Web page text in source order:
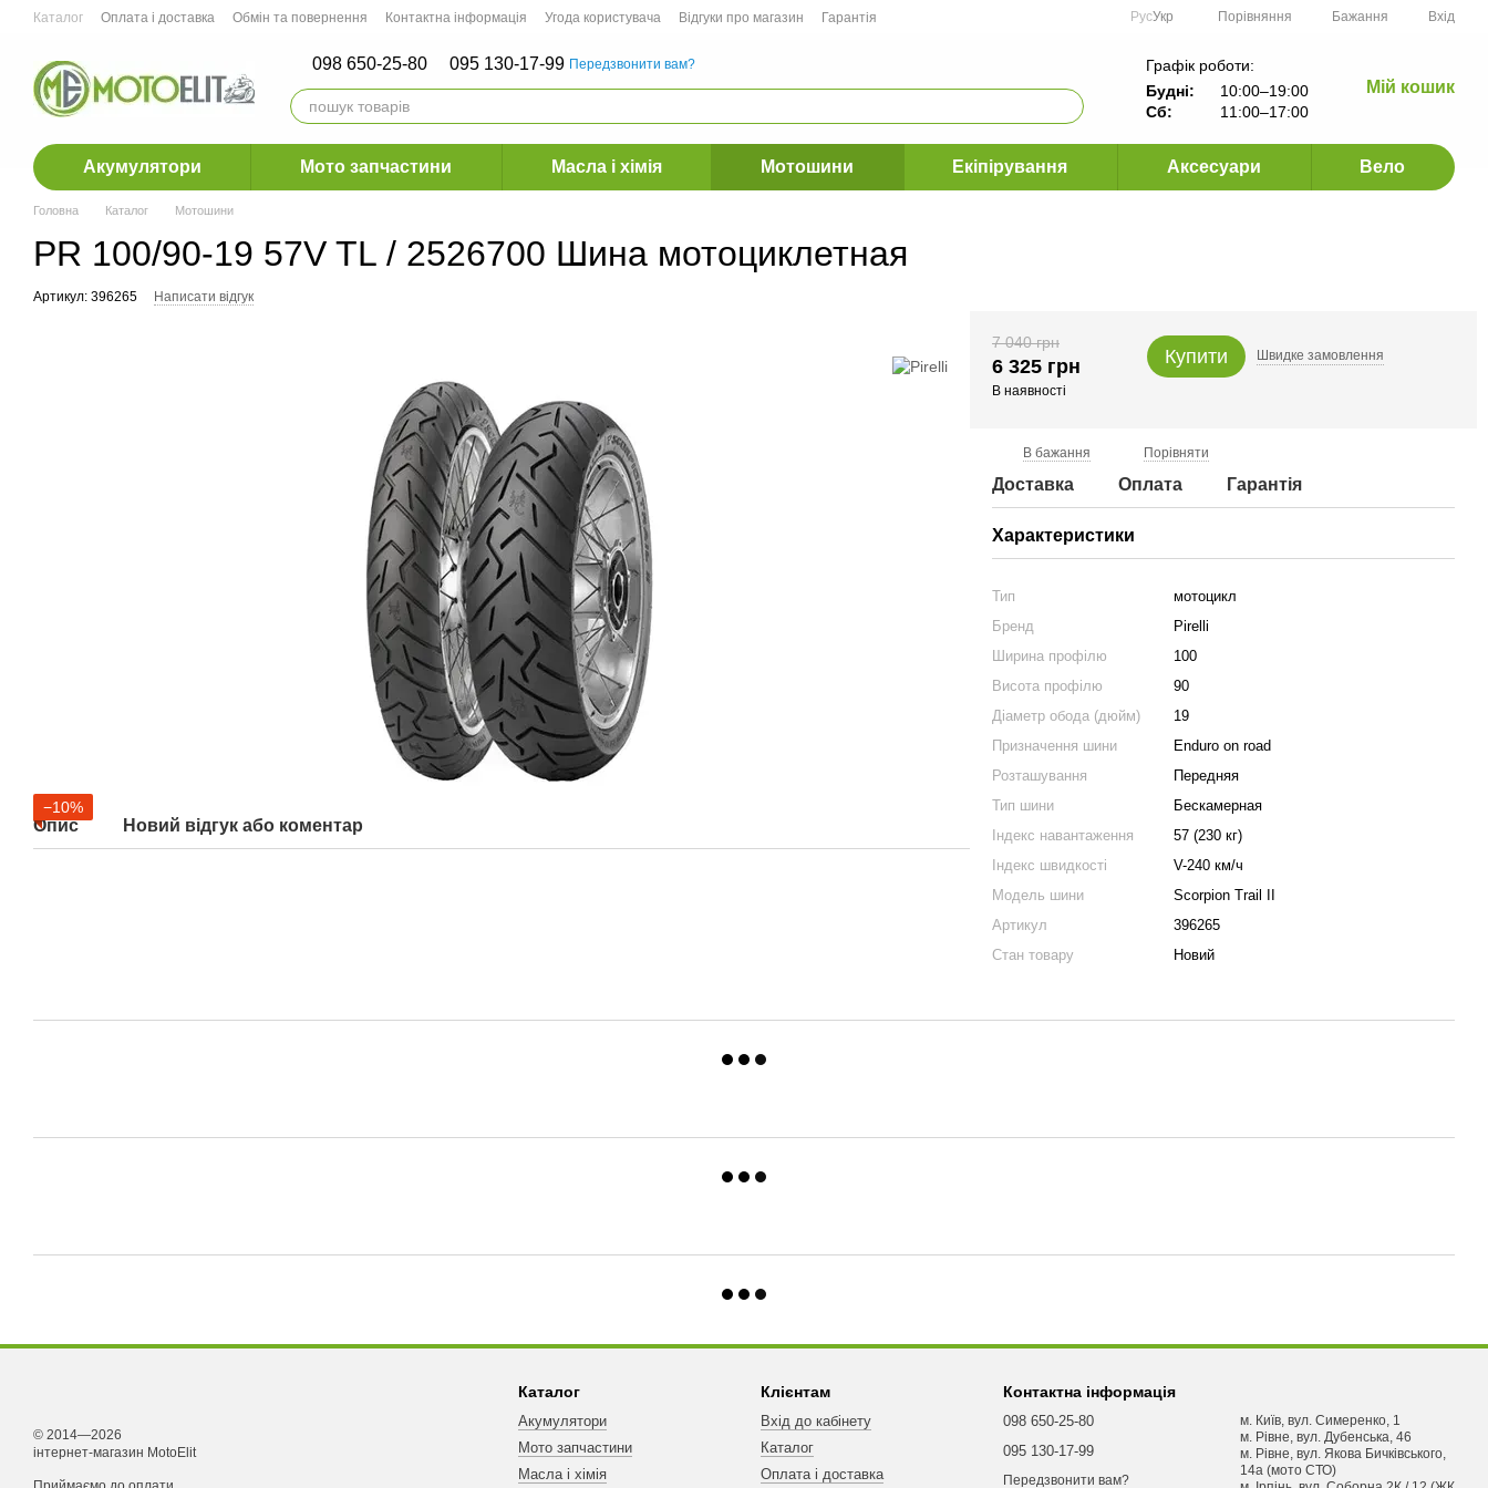
Перейти до основного контенту
Каталог Оплата і доставка Обмін та повернення Контактна інформація Угода користувача Відгуки про магазин
Гарантія
РусУкр Порівняння Бажання Вхід
098 650-25-80 095 130-17-99 Передзвонити вам?
Графік роботи:
Будні:
10:00–19:00
Сб:
11:00–17:00
Мій кошик
Акумулятори Мото запчастини Масла і хімія Мотошини Екіпірування Аксесуари Вело
Головна Каталог Мотошини
PR 100/90-19 57V TL / 2526700 Шина мотоциклетная
Артикул: 396265 Написати відгук
−10%
Опис Новий відгук або коментар
7 040 грн
6 325 грн
В наявності
Купити Швидке замовлення
В бажання Порівняти
Доставка Оплата Гарантія
Характеристики
Тип
мотоцикл
Бренд
Pirelli
Ширина профілю
100
Висота профілю
90
Діаметр обода (дюйм)
19
Призначення шини
Enduro on road
Розташування
Передняя
Тип шини
Бескамерная
Індекс навантаження
57 (230 кг)
Індекс швидкості
V-240 км/ч
Модель шини
Scorpion Trail II
Артикул
396265
Стан товару
Новий
© 2014—2026
інтернет-магазин MotoElit
Каталог
Акумулятори
Мото запчастини
Масла і хімія
Клієнтам
Вхід до кабінету
Каталог
Оплата і доставка
Контактна інформація
098 650-25-80
095 130-17-99
Передзвонити вам?
м. Київ, вул. Симеренко, 1
м. Рівне, вул. Дубенська, 46
м. Рівне, вул. Якова Бичківського,
14а (мото СТО)